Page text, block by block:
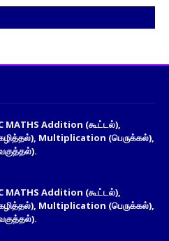
MATHS Addition (கூட்டல்),
Multiplication (பெருக்கல்),
MATHS Addition (கூட்டல்),
Multiplication (பெருக்கல்),